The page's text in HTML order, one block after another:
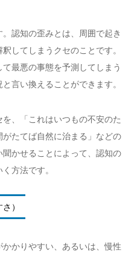
認知の歪みとは、周囲で起き
してしまうクセのことです。
最悪の事態を予測してしまう
言い換えることができます。
、「これはいつもの不安のた
たてば自然に治まる」などの
かせることによって、認知の
方法です。
）
かりやすい、あるいは、慢性